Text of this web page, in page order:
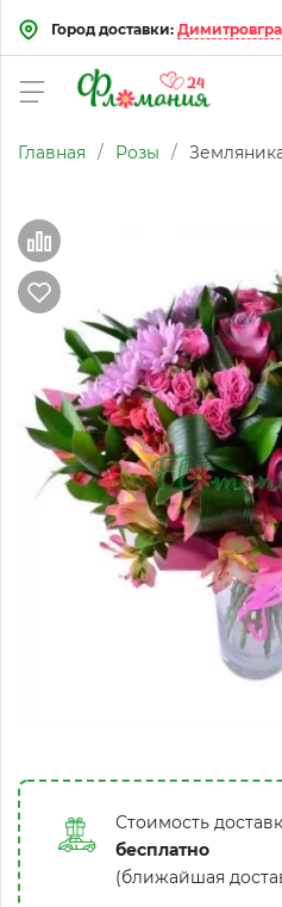
Город доставки:
Главная / Розы /
Стоимость
бесплатно
(ближайшая